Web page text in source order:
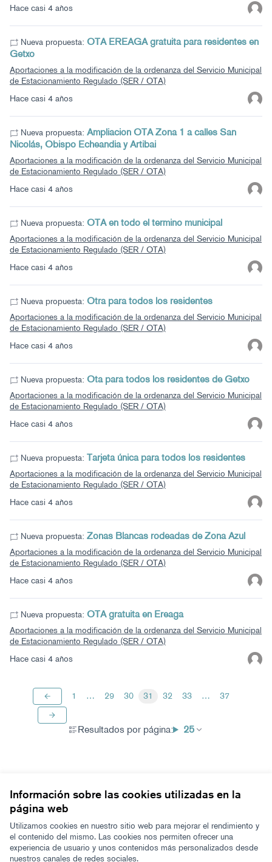
Información sobre las cookies utilizadas en la
página web
Utilizamos cookies en nuestro sitio web para mejorar el rendimiento y
el contenido del mismo. Las cookies nos permiten ofrecer una
experiencia de usuario y unos contenidos más personalizados desde
nuestros canales de redes sociales.
Hace casi 4 años
Hace casi 4 años
Nueva propuesta: OTA EREAGA gratuita para residentes en
Getxo
Aportaciones a la modificación de la ordenanza del Servicio Municipal
de Estacionamiento Regulado (SER / OTA)
Hace casi 4 años
Nueva propuesta: Ampliacion OTA Zona 1 a calles San
Nicolás, Obispo Echeandia y Artibai
Aportaciones a la modificación de la ordenanza del Servicio Municipal
de Estacionamiento Regulado (SER / OTA)
Hace casi 4 años
Nueva propuesta: OTA en todo el termino municipal
Aportaciones a la modificación de la ordenanza del Servicio Municipal
de Estacionamiento Regulado (SER / OTA)
Hace casi 4 años
Nueva propuesta: Otra para todos los residentes
Aportaciones a la modificación de la ordenanza del Servicio Municipal
de Estacionamiento Regulado (SER / OTA)
Hace casi 4 años
Nueva propuesta: Ota para todos los residentes de Getxo
Aportaciones a la modificación de la ordenanza del Servicio Municipal
de Estacionamiento Regulado (SER / OTA)
Hace casi 4 años
Nueva propuesta: Tarjeta única para todos los residentes
Aportaciones a la modificación de la ordenanza del Servicio Municipal
de Estacionamiento Regulado (SER / OTA)
Hace casi 4 años
Nueva propuesta: Zonas Blancas rodeadas de Zona Azul
Aportaciones a la modificación de la ordenanza del Servicio Municipal
de Estacionamiento Regulado (SER / OTA)
Hace casi 4 años
Nueva propuesta: OTA gratuita en Ereaga
Aportaciones a la modificación de la ordenanza del Servicio Municipal
de Estacionamiento Regulado (SER / OTA)
Resultados por página: 25
1 … 29 30 31 32 33 … 37
Términos y condiciones de uso
Configuración de cookies
Zeugaz en X
(Enlace externo)
Zeugaz en Facebook
(Enlace externo)
Zeugaz en Instagram
(Enlace externo)
Zeugaz en YouTube
(Enlace externo)
Zeugaz en GitHub
(Enlace externo)
Castellano